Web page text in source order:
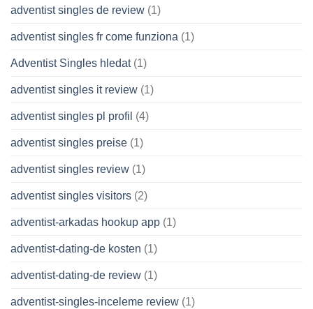
adventist singles de review (1)
adventist singles fr come funziona (1)
Adventist Singles hledat(1)
adventist singles it review (1)
adventist singles pl profil (4)
adventist singles preise (1)
adventist singles review (1)
adventist singles visitors (2)
adventist-arkadas hookup app (1)
adventist-dating-de kosten (1)
adventist-dating-de review (1)
adventist-singles-inceleme review (1)